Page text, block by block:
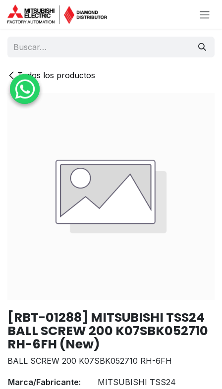
Ir al contenido
Todos los productos
[RBT-01288] MITSUBISHI TSS24
BALL SCREW 200 K07SBK052710
RH-6FH (New)
BALL SCREW 200 K07SBK052710 RH-6FH
Marca/Fabricante:
MITSUBISHI TSS24